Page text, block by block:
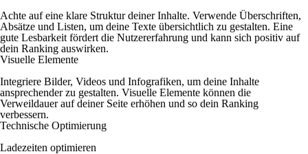
Achte auf eine klare Struktur deiner Inhalte. Verwende Überschriften,
Absätze und Listen, um deine Texte übersichtlich zu gestalten. Eine
gute Lesbarkeit fördert die Nutzererfahrung und kann sich positiv auf
dein Ranking auswirken.
Visuelle Elemente
Integriere Bilder, Videos und Infografiken, um deine Inhalte
ansprechender zu gestalten. Visuelle Elemente können die
Verweildauer auf deiner Seite erhöhen und so dein Ranking
verbessern.
Technische Optimierung
Ladezeiten optimieren